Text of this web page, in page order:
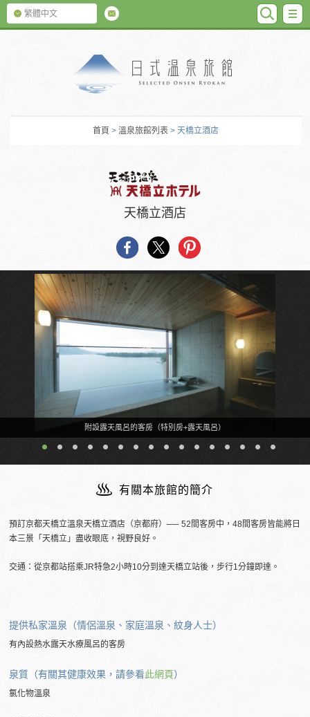
繁體中文
首頁 > 溫泉旅館列表 > 天橋立酒店
天橋立酒店
附設露天風呂的客房（特別房+露天風呂）
有關本旅館的簡介
預訂京都天橋立溫泉天橋立酒店（京都府）── 52間客房中，48間客房皆能將日
本三景「天橋立」盡收眼底，視野良好。
交通：從京都站搭乘JR特急2小時10分到達天橋立站後，步行1分鐘即達。
提供私家溫泉（情侶溫泉、家庭溫泉、紋身人士）
有內設熱水露天水療風呂的客房
泉質（有關其健康效果，請參看此網頁）
氯化物溫泉